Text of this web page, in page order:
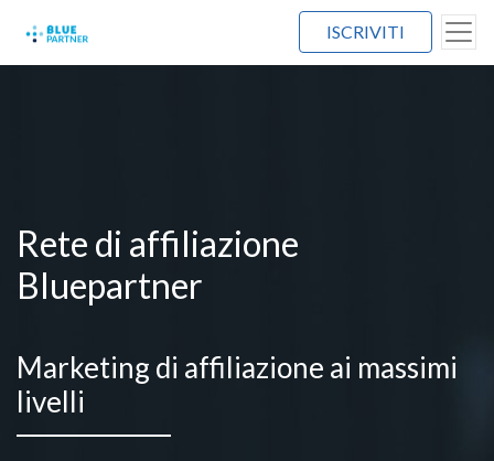
ISCRIVITI
Rete di affiliazione
Bluepartner
Marketing di affiliazione ai massimi
livelli